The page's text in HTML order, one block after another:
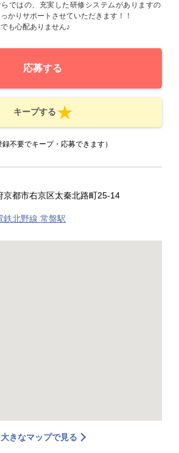
らではの、充実した研修システムがありますの
かりサポートさせていただきます！！
も心配ありません♪
応募する
キープする
録不要でキープ・応募できます）
京都市右京区太秦北路町25-14
鉄北野線 常盤駅
大きなマップで見る